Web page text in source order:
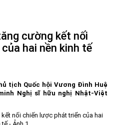
cường kết nối
hai nền kinh tế
tịch Quốc hội Vương Đình Huệ
Nghị sĩ hữu nghị Nhật-Việt